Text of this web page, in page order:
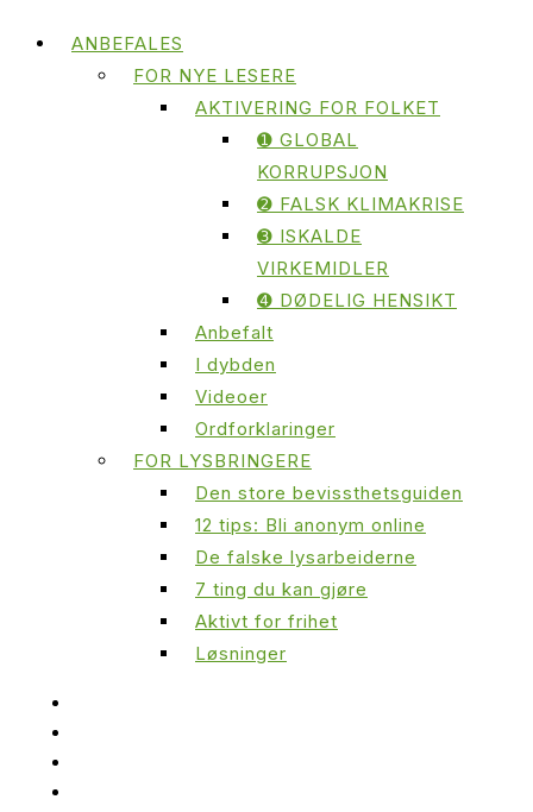
ANBEFALES
FOR NYE LESERE
AKTIVERING FOR FOLKET
➊ GLOBAL
KORRUPSJON
➋ FALSK KLIMAKRISE
➌ ISKALDE
VIRKEMIDLER
➍ DØDELIG HENSIKT
Anbefalt
I dybden
Videoer
Ordforklaringer
FOR LYSBRINGERE
Den store bevissthetsguiden
12 tips: Bli anonym online
De falske lysarbeiderne
7 ting du kan gjøre
Aktivt for frihet
Løsninger